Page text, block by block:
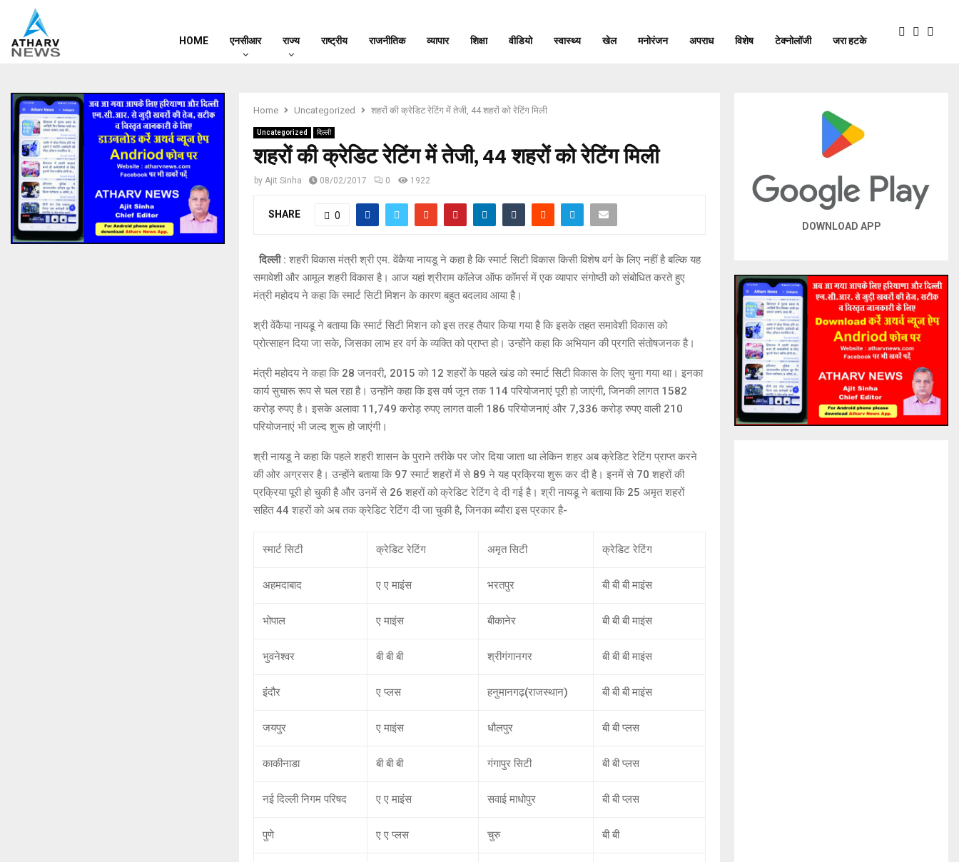
HOME एनसीआर राज्य राष्ट्रीय राजनीतिक व्यापार शिक्षा वीडियो स्वास्थ्य खेल मनोरंजन अपराध विशेष टेक्नोलॉजी जरा हटके
Home Uncategorized शहरों की क्रेडिट रेटिंग में तेजी, 44 शहरों को रेटिंग मिली
Uncategorized दिल्ली
शहरों की क्रेडिट रेटिंग में तेजी, 44 शहरों को रेटिंग मिली
by Ajit Sinha 08/02/2017 0 1922
SHARE 0
दिल्ली : शहरी विकास मंत्री श्री एम. वेंकैया नायडू ने कहा है कि स्मार्ट सिटी विकास किसी विशेष वर्ग के लिए नहीं है बल्कि यह
समावेशी और आमूल शहरी विकास है। आज यहां श्रीराम कॉलेज ऑफ कॉमर्स में एक व्यापार संगोष्ठी को संबोधित करते हुए
मंत्री महोदय ने कहा कि स्मार्ट सिटी मिशन के कारण बहुत बदलाव आया है।
श्री वेंकैया नायडू ने बताया कि स्मार्ट सिटी मिशन को इस तरह तैयार किया गया है कि इसके तहत समावेशी विकास को
प्रोत्साहन दिया जा सके, जिसका लाभ हर वर्ग के व्यक्ति को प्राप्त हो। उन्होंने कहा कि अभियान की प्रगति संतोषजनक है।
मंत्री महोदय ने कहा कि 28 जनवरी, 2015 को 12 शहरों के पहले खंड को स्मार्ट सिटी विकास के लिए चुना गया था। इनका
कार्य सुचारू रूप से चल रहा है। उन्होंने कहा कि इस वर्ष जून तक 114 परियोजनाएं पूरी हो जाएंगी, जिनकी लागत 1582
करोड़ रुपए है। इसके अलावा 11,749 करोड़ रुपए लागत वाली 186 परियोजनाएं और 7,336 करोड़ रुपए वाली 210
परियोजनाएं भी जल्द शुरू हो जाएंगी।
श्री नायडू ने कहा कि पहले शहरी शासन के पुराने तरीके पर जोर दिया जाता था लेकिन शहर अब क्रेडिट रेटिंग प्राप्त करने
की ओर अग्रसर है। उन्होंने बताया कि 97 स्मार्ट शहरों में से 89 ने यह प्रक्रिया शुरू कर दी है। इनमें से 70 शहरों की
प्रक्रिया पूरी हो चुकी है और उनमें से 26 शहरों को क्रेडिट रेटिंग दे दी गई है। श्री नायडू ने बताया कि 25 अमृत शहरों
सहित 44 शहरों को अब तक क्रेडिट रेटिंग दी जा चुकी है, जिनका ब्यौरा इस प्रकार है-
स्मार्ट सिटी क्रेडिट रेटिंग अमृत सिटी क्रेडिट रेटिंग
अहमदाबाद ए ए माइंस भरतपुर बी बी बी माइंस
भोपाल ए माइंस बीकानेर बी बी बी माइंस
भुवनेश्वर बी बी बी श्रीगंगानगर बी बी बी माइंस
इंदौर ए प्लस हनुमानगढ़(राजस्थान) बी बी बी माइंस
जयपुर ए माइंस धौलपुर बी बी प्लस
काकीनाडा बी बी बी गंगापुर सिटी बी बी प्लस
नई दिल्ली निगम परिषद ए ए माइंस सवाई माधोपुर बी बी प्लस
पुणे ए ए प्लस चुरु बी बी
DOWNLOAD APP